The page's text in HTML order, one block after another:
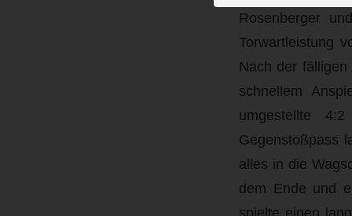
Rosenberger
Torwartleistung
Nach der
schnellem
umgestellte
Gegenstoßpass
alles in die
dem Ende und
spielte einen